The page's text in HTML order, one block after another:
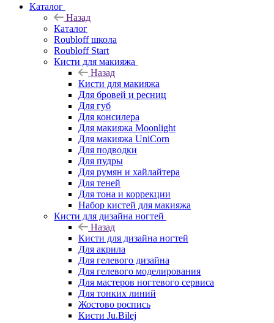
Каталог
Назад
Каталог
Roubloff школа
Roubloff Start
Кисти для макияжа
Назад
Кисти для макияжа
Для бровей и ресниц
Для губ
Для консилера
Для макияжа Moonlight
Для макияжа UniCorn
Для подводки
Для пудры
Для румян и хайлайтера
Для теней
Для тона и коррекции
Набор кистей для макияжа
Кисти для дизайна ногтей
Назад
Кисти для дизайна ногтей
Для акрила
Для гелевого дизайна
Для гелевого моделирования
Для мастеров ногтевого сервиса
Для тонких линий
Жостово роспись
Кисти Ju.Bilej